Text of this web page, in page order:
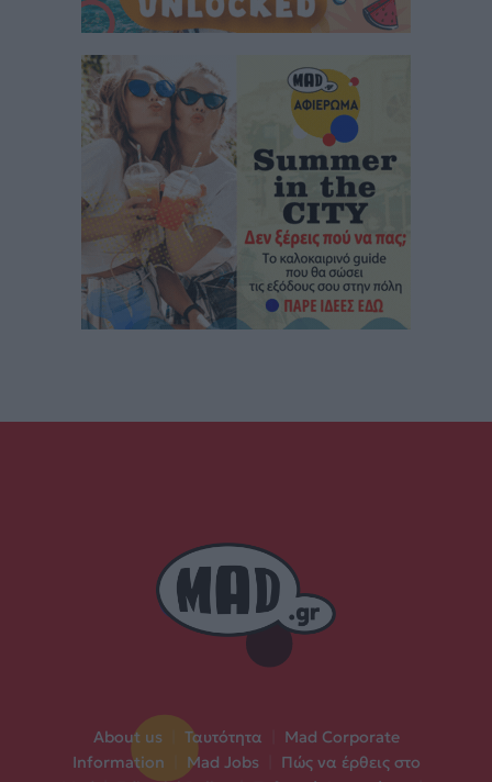
About us Ταυτότητα
Mad Corporate
Information
Mad Jobs
Πώς να έρθεις στο